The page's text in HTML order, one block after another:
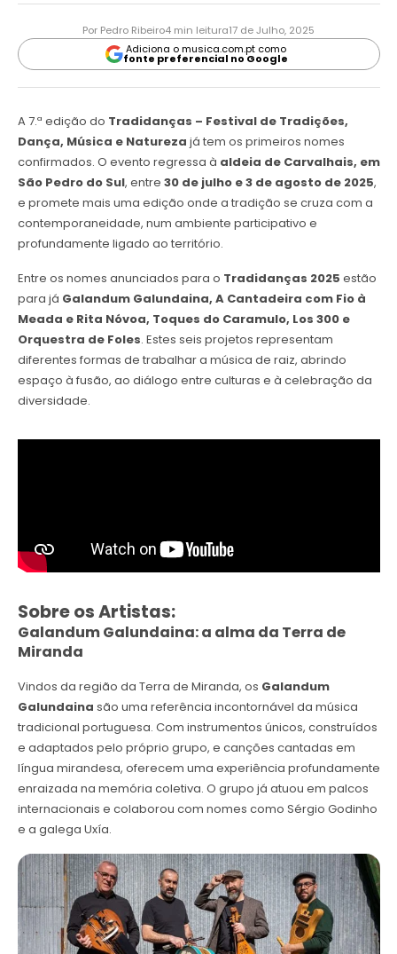
Por Pedro Ribeiro4 min leitura17 de Julho, 2025
Adiciona o musica.com.pt como
fonte preferencial no Google
A 7.ª edição do Tradidanças – Festival de Tradições,
Dança, Música e Natureza já tem os primeiros nomes
confirmados. O evento regressa à aldeia de Carvalhais, em
São Pedro do Sul, entre 30 de julho e 3 de agosto de 2025,
e promete mais uma edição onde a tradição se cruza com a
contemporaneidade, num ambiente participativo e
profundamente ligado ao território.
Entre os nomes anunciados para o Tradidanças 2025 estão
para já Galandum Galundaina, A Cantadeira com Fio à
Meada e Rita Nóvoa, Toques do Caramulo, Los 300 e
Orquestra de Foles. Estes seis projetos representam
diferentes formas de trabalhar a música de raiz, abrindo
espaço à fusão, ao diálogo entre culturas e à celebração da
diversidade.
Sobre os Artistas:
Galandum Galundaina: a alma da Terra de
Miranda
Vindos da região da Terra de Miranda, os Galandum
Galundaina são uma referência incontornável da música
tradicional portuguesa. Com instrumentos únicos, construídos
e adaptados pelo próprio grupo, e canções cantadas em
língua mirandesa, oferecem uma experiência profundamente
enraizada na memória coletiva. O grupo já atuou em palcos
internacionais e colaborou com nomes como Sérgio Godinho
e a galega Uxía.